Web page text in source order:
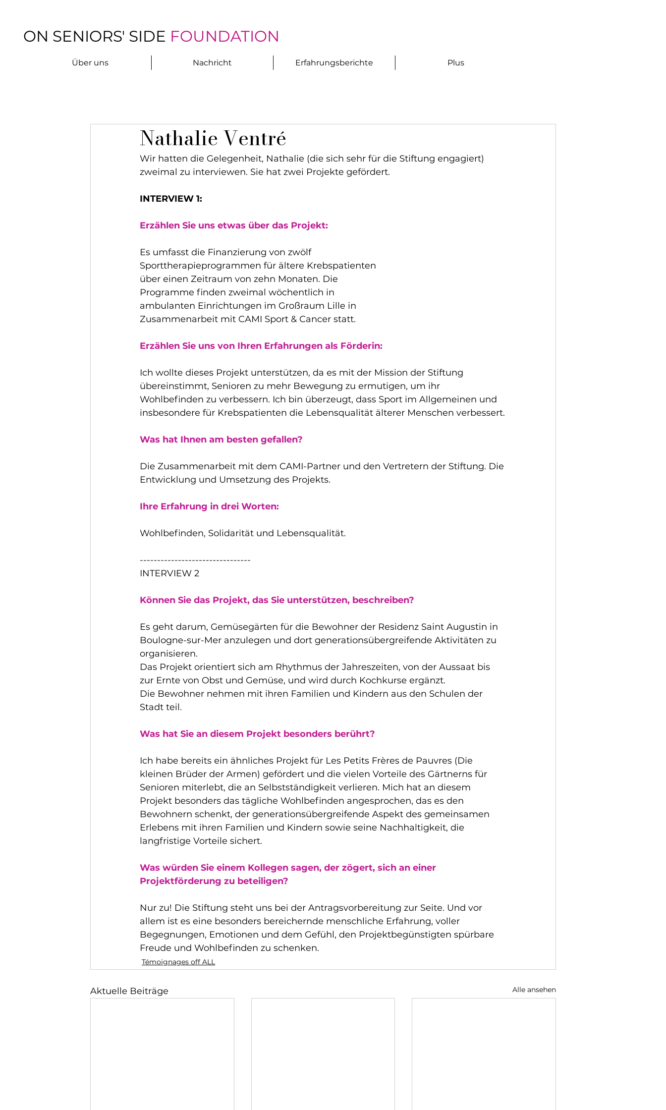
ON SENIORS' SIDE FOUNDATION
Über uns Nachricht Erfahrungsberichte Plus
Nathalie Ventré
Wir hatten die Gelegenheit, Nathalie (die sich sehr für die Stiftung engagiert)
zweimal zu interviewen. Sie hat zwei Projekte gefördert.
INTERVIEW 1:
Erzählen Sie uns etwas über das Projekt:
Es umfasst die Finanzierung von zwölf
Sporttherapieprogrammen für ältere Krebspatienten
über einen Zeitraum von zehn Monaten. Die
Programme finden zweimal wöchentlich in
ambulanten Einrichtungen im Großraum Lille in
Zusammenarbeit mit CAMI Sport & Cancer statt.
Erzählen Sie uns von Ihren Erfahrungen als Förderin:
Ich wollte dieses Projekt unterstützen, da es mit der Mission der Stiftung
übereinstimmt, Senioren zu mehr Bewegung zu ermutigen, um ihr
Wohlbefinden zu verbessern. Ich bin überzeugt, dass Sport im Allgemeinen und
insbesondere für Krebspatienten die Lebensqualität älterer Menschen verbessert.
Was hat Ihnen am besten gefallen?
Die Zusammenarbeit mit dem CAMI-Partner und den Vertretern der Stiftung. Die
Entwicklung und Umsetzung des Projekts.
Ihre Erfahrung in drei Worten:
Wohlbefinden, Solidarität und Lebensqualität.
--------------------------------
INTERVIEW 2
Können Sie das Projekt, das Sie unterstützen, beschreiben?
Es geht darum, Gemüsegärten für die Bewohner der Residenz Saint Augustin in
Boulogne-sur-Mer anzulegen und dort generationsübergreifende Aktivitäten zu
organisieren.
Das Projekt orientiert sich am Rhythmus der Jahreszeiten, von der Aussaat bis
zur Ernte von Obst und Gemüse, und wird durch Kochkurse ergänzt.
Die Bewohner nehmen mit ihren Familien und Kindern aus den Schulen der
Stadt teil.
Was hat Sie an diesem Projekt besonders berührt?
Ich habe bereits ein ähnliches Projekt für Les Petits Frères de Pauvres (Die
kleinen Brüder der Armen) gefördert und die vielen Vorteile des Gärtnerns für
Senioren miterlebt, die an Selbstständigkeit verlieren. Mich hat an diesem
Projekt besonders das tägliche Wohlbefinden angesprochen, das es den
Bewohnern schenkt, der generationsübergreifende Aspekt des gemeinsamen
Erlebens mit ihren Familien und Kindern sowie seine Nachhaltigkeit, die
langfristige Vorteile sichert.
Was würden Sie einem Kollegen sagen, der zögert, sich an einer
Projektförderung zu beteiligen?
Nur zu! Die Stiftung steht uns bei der Antragsvorbereitung zur Seite. Und vor
allem ist es eine besonders bereichernde menschliche Erfahrung, voller
Begegnungen, Emotionen und dem Gefühl, den Projektbegünstigten spürbare
Freude und Wohlbefinden zu schenken.
Témoignages off ALL
Aktuelle Beiträge Alle ansehen